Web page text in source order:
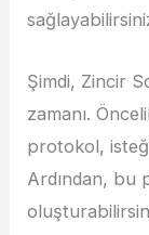
Şimdi, Zincir
zamanı.
protokol,
Ardından, bu